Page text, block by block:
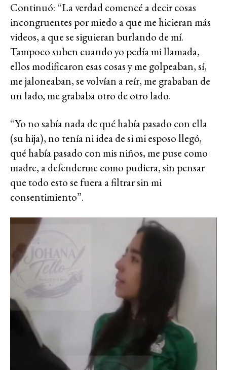
Continuó: “La verdad comencé a decir cosas
incongruentes por miedo a que me hicieran más
videos, a que se siguieran burlando de mí.
Tampoco suben cuando yo pedía mi llamada,
ellos modificaron esas cosas y me golpeaban, sí,
me jaloneaban, se volvían a reír, me grababan de
un lado, me grababa otro de otro lado.
“Yo no sabía nada de qué había pasado con ella
(su hija), no tenía ni idea de si mi esposo llegó,
qué había pasado con mis niños, me puse como
madre, a defenderme como pudiera, sin pensar
que todo esto se fuera a filtrar sin mi
consentimiento”.